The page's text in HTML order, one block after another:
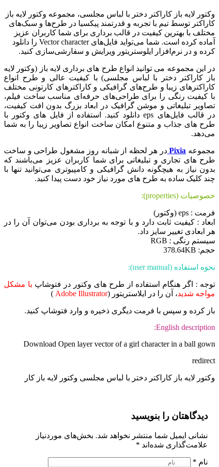
وکتور لایه باز کاراکتر دختر با لباس مجلسی، مجموعه وکتور لایه باز
کاراکتر توسط تیم با تجربه و قدرتمند پیکسیا در طرح‌ها و سبک‌های
مختلف با بهترین کیفیت در قالب برداری برای شما کاربران عزیز
آماده کرده است. شما می‌تواید فایل‌های Vector character را دانلود
کرده و در نرم‌افزار ایلوستریتور ویرایش و سفارشی‌سازی کنید.
در این مجموعه می توانید انواع طرح های برداری لایه باز (وکتور لایه
باز کاراکتر دختر با لباس مجلسی) با کیفیت عالی و طرح انواع
کاراکترهای زیبا و طرح‌های گرافیکی و کاراکترهای کارتونی مختلف
با کیفیت رنگی را برای طراحی‌های حرفه‌ای مناسب ساخت فیلم،
تصاویر تبلیغاتی و موشن گرافیک در ابعاد بزرگ بدون افت کیفیت،
در قالب فایل‌های eps دانلود کنید. استفاده از فایل های وکتور با
طرح های جذاب و متنوع امکان ساخت انواع تصاویر زیبا را به شما
می‌دهد.
مجموعه Pixia در هر لحظه از شبانه روز مشغول طراحی و ساخت
طرح های تجاری و تبلیغاتی برای شما کاربران عزیز می‌باشند که
بدون نیاز به هیچگونه دانش گرافیکی و کامپیوتری می‌توانید تنها با
چند کلیک ساده به طرح های مورد نیاز خود دست پیدا کنید.
خصوصیات (properties):
فرمت : eps (وکتور)
ابعاد : کیفیت ثابت دارد و با توجه به برداری بودن می‌توان آن را در
هر ابعادی تغییر سایز داد.
سیستم رنگی : RGB
حجم: 378.64KB
نحوه استفاده (user manual):
توجه : اگر هنگام استفاده از طرح های وکتور در فتوشاپ با مشکل
مواجه شدید، آن را در ایلاستریتور (Adobe Illustrator
)
باز کرده و سپس با فرمت دیگری ذخیره و وارد فتوشاپ کنید.
English description:
Download Open layer vector of a girl character in a ball gown
redirect
وکتور لایه باز کاراکتر دختر با لباس مجلسی وکتور لایه باز کار
دیدگاهتان را بنویسید
نشانی ایمیل شما منتشر نخواهد شد. بخش‌های موردنیاز
علامت‌گذاری شده‌اند *
نام *